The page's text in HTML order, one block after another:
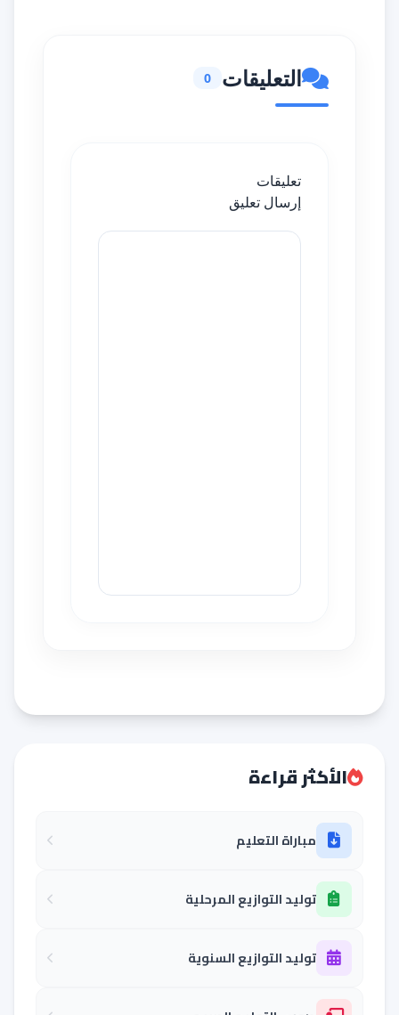
التعليقات 0
تعليقات
إرسال تعليق
الأكثر قراءة
مباراة التعليم
توليد التوازيع المرحلية
توليد التوازيع السنوية